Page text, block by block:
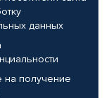
данных
на получение